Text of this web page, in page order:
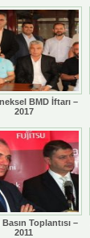
BMD İftarı –
2017
Toplantısı –
2011